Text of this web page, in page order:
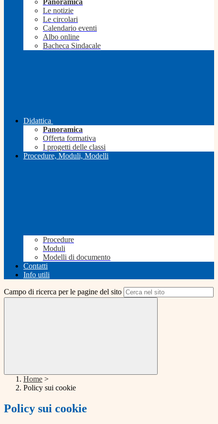
Panoramica
Le notizie
Le circolari
Calendario eventi
Albo online
Bacheca Sindacale
Didattica
Panoramica
Offerta formativa
I progetti delle classi
Procedure, Moduli, Modelli
Procedure
Moduli
Modelli di documento
Contatti
Info utili
Campo di ricerca per le pagine del sito
Home >
Policy sui cookie
Policy sui cookie